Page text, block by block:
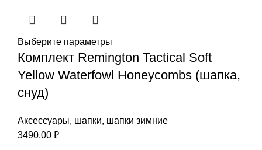
Выберите параметры
Комплект Remington Tactical Soft
Yellow Waterfowl Honeycombs (шапка,
снуд)
Аксессуары, шапки, шапки зимние
3490,00 ₽